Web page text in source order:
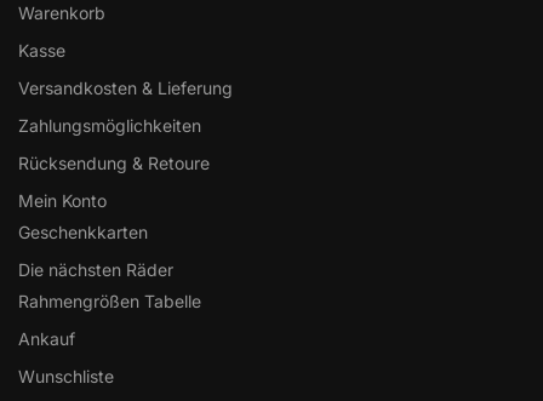
Warenkorb
Kasse
Versandkosten & Lieferung
Zahlungsmöglichkeiten
Rücksendung & Retoure
Mein Konto
Geschenkkarten
Die nächsten Räder
Rahmengrößen Tabelle
Ankauf
Wunschliste